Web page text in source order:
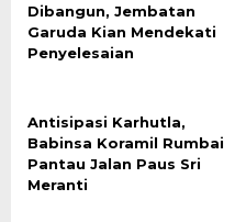
Dibangun, Jembatan
Garuda Kian Mendekati
Penyelesaian
Antisipasi Karhutla,
Babinsa Koramil Rumbai
Pantau Jalan Paus Sri
Meranti